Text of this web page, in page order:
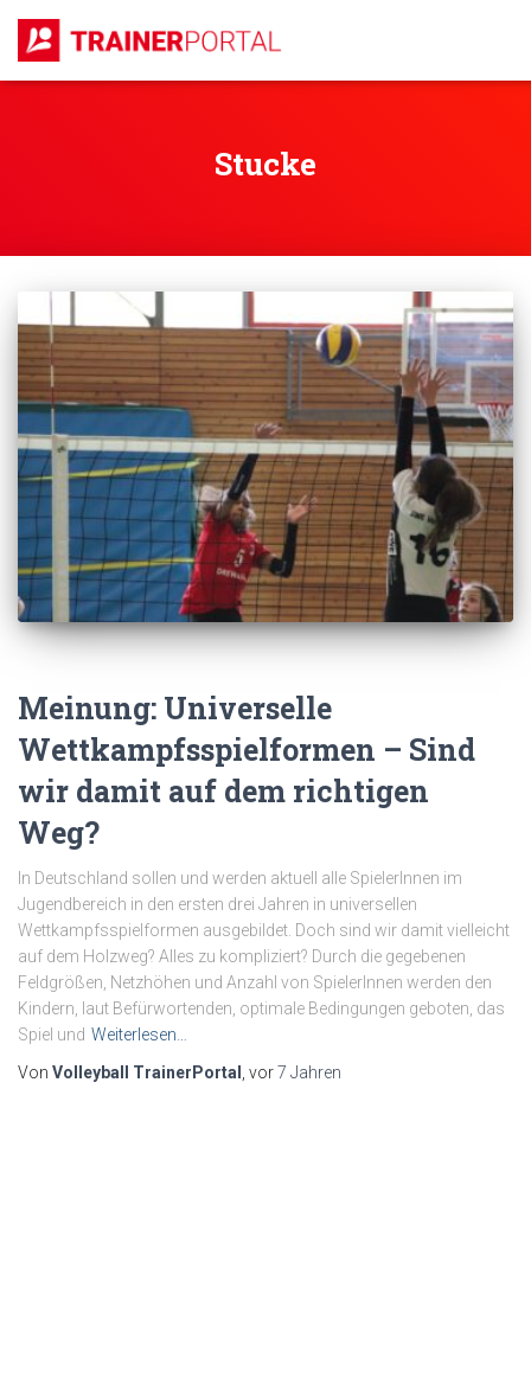
Stucke
Meinung: Universelle
Wettkampfsspielformen – Sind
wir damit auf dem richtigen
Weg?
In Deutschland sollen und werden aktuell alle SpielerInnen im
Jugendbereich in den ersten drei Jahren in universellen
Wettkampfsspielformen ausgebildet. Doch sind wir damit vielleicht
auf dem Holzweg? Alles zu kompliziert? Durch die gegebenen
Feldgrößen, Netzhöhen und Anzahl von SpielerInnen werden den
Kindern, laut Befürwortenden, optimale Bedingungen geboten, das
Spiel und Weiterlesen…
Von Volleyball TrainerPortal , vor7 Jahren